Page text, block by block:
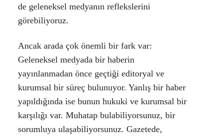
de geleneksel medyanın reflekslerini
görebiliyoruz.
Ancak arada çok önemli bir fark var:
Geleneksel medyada bir haberin
yayınlanmadan önce geçtiği editoryal ve
kurumsal bir süreç bulunuyor. Yanlış bir haber
yapıldığında ise bunun hukuki ve kurumsal bir
karşılığı var. Muhatap bulabiliyorsunuz, bir
sorumluya ulaşabiliyorsunuz. Gazetede,